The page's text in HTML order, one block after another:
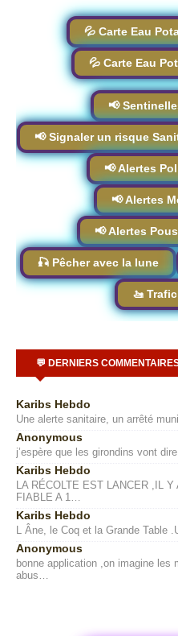
💦 Carte Eau
💦 Carte Eau
📢
📢 Signaler un risque
📢 Alertes
📢 Alertes
📢 Alertes
🎣 Pêcher avec la lune
🚤
💬 DERNIERS
Karibs Hebdo
Une alerte sanitaire, un arrêté
Anonymous
j’espère que les girondins vont
Karibs Hebdo
LA RÉCOLTE EST LANCER ,IL
FIABLE A 1…
Karibs Hebdo
L Âne, le Coq et la Grande Table
Anonymous
bonne application ,on imagine les
abus…